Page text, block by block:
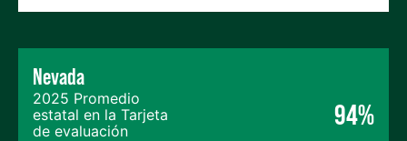
Nevada
2025 Promedio
estatal en la Tarjeta
de evaluación
94%